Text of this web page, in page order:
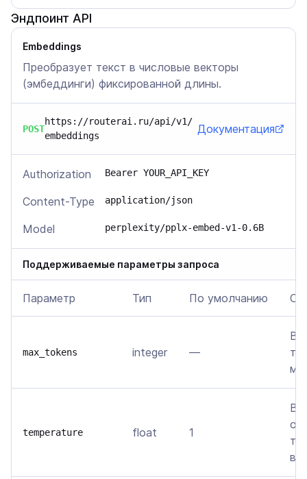
Эндпоинт API
Embeddings
Преобразует текст в числовые векторы
(эмбеддинги) фиксированной длины.
POST
https://routerai.ru/api/v1/
embeddings
Документация
Authorization Bearer YOUR_API_KEY
Content-Type application/json
Model perplexity/pplx-embed-v1-0.6B
Поддерживаемые параметры запроса
Параметр Тип По умолчанию
max_tokens integer —
temperature float 1